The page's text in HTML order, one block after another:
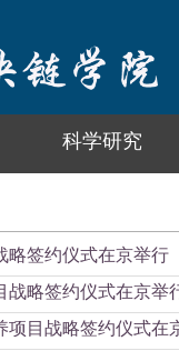
科学研究
略签约仪式在京举行
战略签约仪式在京举
项目战略签约仪式在